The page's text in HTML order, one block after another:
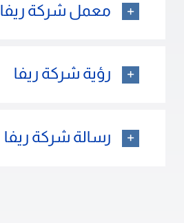
معمل شركة ريفا
رؤية شركة ريفا
رسالة شركة ريفا